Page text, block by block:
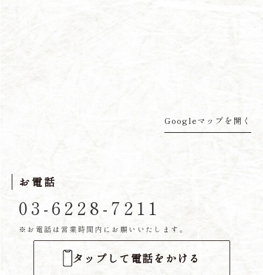
Googleマップを開く
お電話
03-6228-7211
※お電話は営業時間内にお願いいたします。
タップして電話をかける